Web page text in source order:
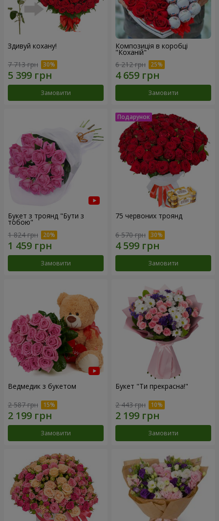
Здивуй кохану!
7 713 грн
Замовити
Композиція в коробці
"Коханій"
6 212 грн
Замовити
Букет з троянд "Бути з
тобою"
1 824 грн
Замовити
75 червоних троянд
6 570 грн
Замовити
Ведмедик з букетом
2 587 грн
Замовити
Букет "Ти прекрасна!"
2 443 грн
Замовити